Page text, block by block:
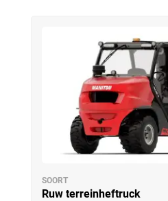
SOORT
Ruw terreinheftruck